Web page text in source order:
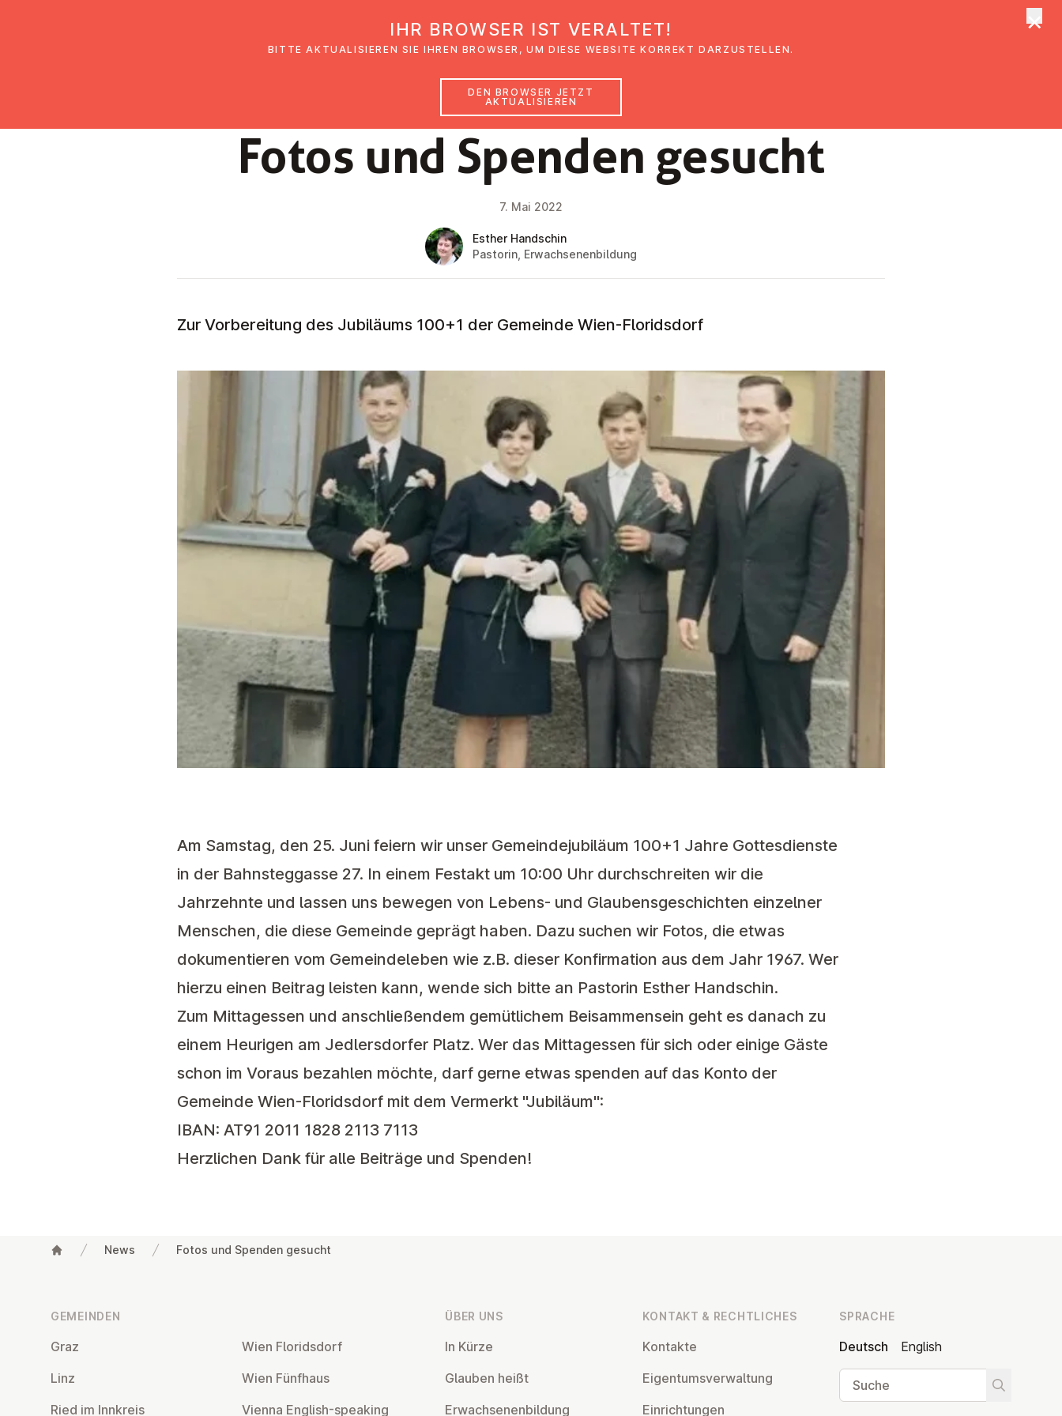
Glaubensimpulse News Veranstaltungen
Fotos und Spenden gesucht
NEWS
7. Mai 2022
Esther Handschin
Pastorin, Erwachsenenbildung
Zur Vorbereitung des Jubiläums 100+1 der Gemeinde Wien-Floridsdorf
Am Samstag, den 25. Juni feiern wir unser Gemeindejubiläum 100+1 Jahre Gottesdienste
in der Bahnsteggasse 27. In einem Festakt um 10:00 Uhr durchschreiten wir die
Jahrzehnte und lassen uns bewegen von Lebens- und Glaubensgeschichten einzelner
Menschen, die diese Gemeinde geprägt haben. Dazu suchen wir Fotos, die etwas
dokumentieren vom Gemeindeleben wie z.B. dieser Konfirmation aus dem Jahr 1967. Wer
hierzu einen Beitrag leisten kann, wende sich bitte an Pastorin Esther Handschin.
Zum Mittagessen und anschließendem gemütlichem Beisammensein geht es danach zu
einem Heurigen am Jedlersdorfer Platz. Wer das Mittagessen für sich oder einige Gäste
schon im Voraus bezahlen möchte, darf gerne etwas spenden auf das Konto der
Gemeinde Wien-Floridsdorf mit dem Vermerkt "Jubiläum":
IBAN: AT91 2011 1828 2113 7113
Herzlichen Dank für alle Beiträge und Spenden!
News Fotos und Spenden gesucht
GEMEINDEN
Graz
Linz
Ried im Innkreis
Wien Flo­rids­dorf
Wien Fünfhaus
Vienna English-speaking
ÜBER UNS
In Kürze
Glauben heißt
Er­wach­se­nen­bil­dung
KONTAKT & RECHT­LI­CHES
Kontakte
Ei­gen­tums­ver­wal­tung
Ein­rich­tun­gen
SPRACHE
Deutsch
English
Suche
Suche
IHR BROWSER IST VERALTET!
BITTE AKTUALISIEREN SIE IHREN BROWSER, UM DIESE WEBSITE KORREKT DARZUSTELLEN.
DEN BROWSER JETZT
AKTUALISIEREN
×